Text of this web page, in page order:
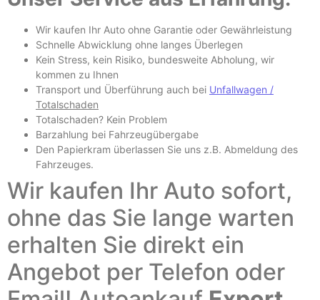
Wir kaufen Ihr Auto ohne Garantie oder Gewährleistung
Schnelle Abwicklung ohne langes Überlegen
Kein Stress, kein Risiko, bundesweite Abholung, wir
kommen zu Ihnen
Transport und Überführung auch bei Unfallwagen /
Totalschaden
Totalschaden? Kein Problem
Barzahlung bei Fahrzeugübergabe
Den Papierkram überlassen Sie uns z.B. Abmeldung des
Fahrzeuges.
Wir kaufen Ihr Auto sofort,
ohne das Sie lange warten
erhalten Sie direkt ein
Angebot per Telefon oder